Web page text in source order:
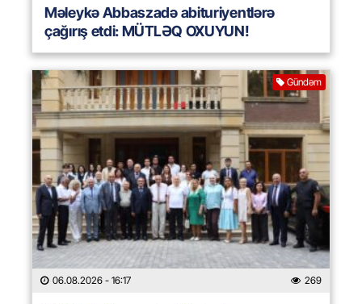
Məleykə Abbaszadə abituriyentlərə
çağırış etdi: MÜTLƏQ OXUYUN!
Gündəm
06.08.2026 - 16:17 269